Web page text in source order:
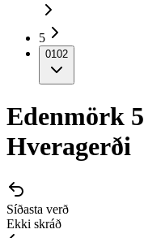
5
0102
Edenmörk 5
Hveragerði
Síðasta verð
Ekki skráð